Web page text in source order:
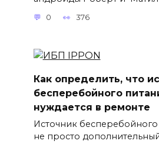
0 376
Как определить, что
бесперебойного
нуждается в ремонте
Источник
не просто